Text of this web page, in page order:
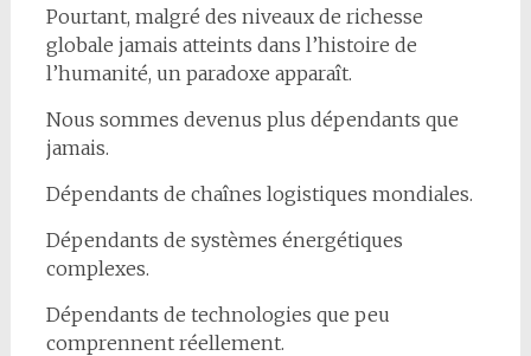
Pourtant, malgré des niveaux de richesse
globale jamais atteints dans l’histoire de
l’humanité, un paradoxe apparaît.
Nous sommes devenus plus dépendants que
jamais.
Dépendants de chaînes logistiques mondiales.
Dépendants de systèmes énergétiques
complexes.
Dépendants de technologies que peu
comprennent réellement.